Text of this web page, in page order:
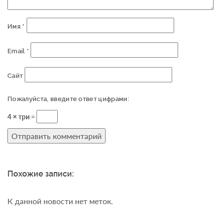
Имя *
Email *
Сайт
Пожалуйста, введите ответ цифрами:
4 × три =
Похожие записи:
К данной новости нет меток.